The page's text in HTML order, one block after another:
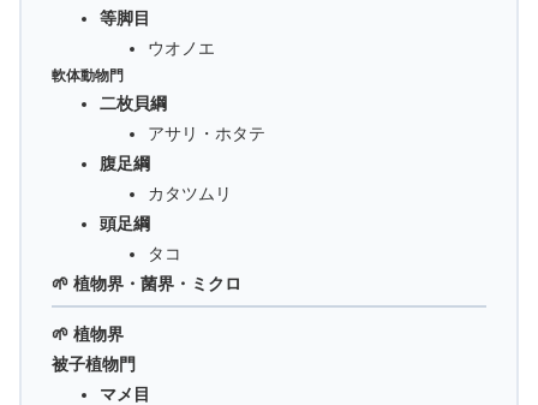
等脚目
ウオノエ
軟体動物門
二枚貝綱
アサリ・ホタテ
腹足綱
カタツムリ
頭足綱
タコ
🌱 植物界・菌界・ミクロ
🌱 植物界
被子植物門
マメ目